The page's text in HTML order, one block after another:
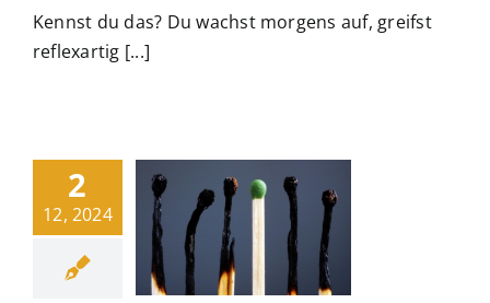
Kennst du das? Du wachst morgens auf, greifst
reflexartig [...]
2
12, 2024